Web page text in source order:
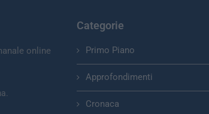
online
Categorie
Primo Piano
Approfondimenti
Cronaca